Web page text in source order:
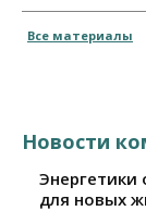
Все материалы
Новости
для новых